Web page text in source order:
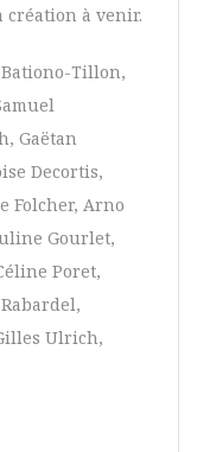
à venir.
Tillon,
Gaëtan
Decortis,
Folcher, Arno
Gourlet,
Poret,
Ulrich,